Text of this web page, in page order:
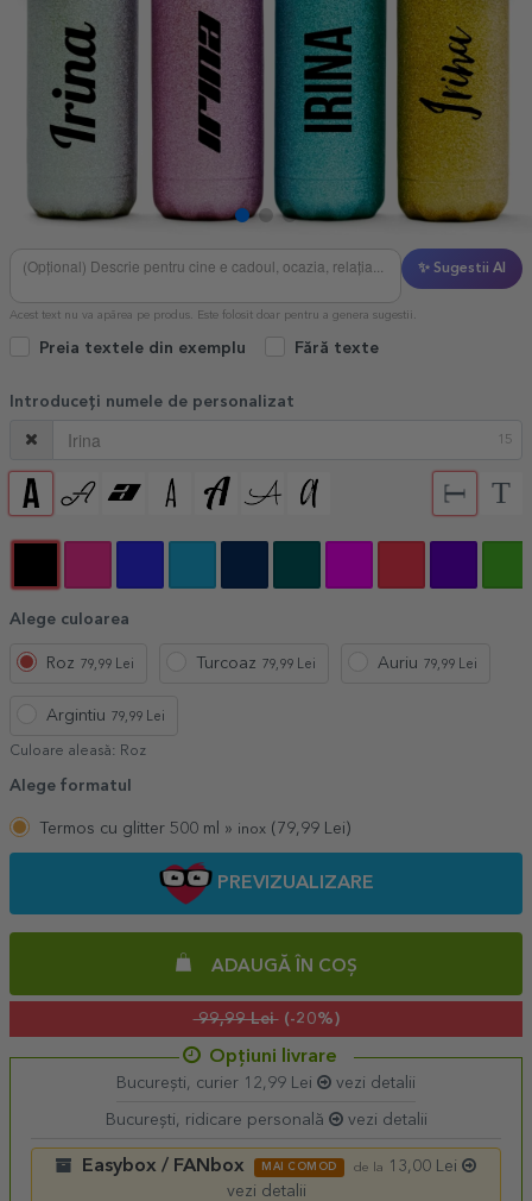
✨ Sugestii AI
Acest text nu va apărea pe produs. Este folosit doar pentru a genera sugestii.
Preia textele din exemplu Fără texte
Introduceți numele de personalizat
15
Alege culoarea
Roz 79,99 Lei Turcoaz 79,99 Lei Auriu 79,99 Lei
Argintiu 79,99 Lei
Culoare aleasă: Roz
Alege formatul
Termos cu glitter 500 ml » inox (79,99 Lei)
PREVIZUALIZARE
ADAUGĂ ÎN COȘ
99,99 Lei(-20%)
Opțiuni livrare
București, curier 12,99 Lei vezi detalii
București, ridicare personală vezi detalii
Easybox / FANbox MAI COMOD de la
13,00 Lei
vezi detalii